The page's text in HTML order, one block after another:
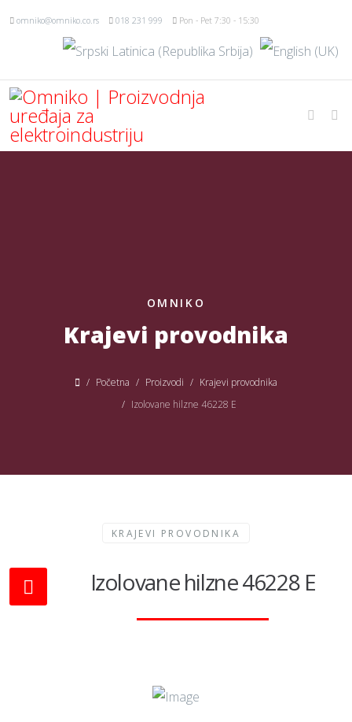
omniko@omniko.co.rs 018 231 999 Pon - Pet 7:30 - 15:30
OMNIKO
Krajevi provodnika
Početna Proizvodi
Krajevi provodnika
Izolovane hilzne 46228 E
KRAJEVI PROVODNIKA
Izolovane hilzne 46228 E